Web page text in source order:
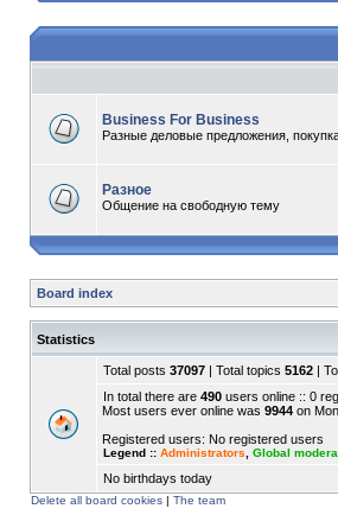
Business For Business
Разные деловые предложения,
Разное
Общение на свободную тему
Board index
Statistics
Total posts 37097 | Total topics 5162 |
In total there are 490 users online :: 0
Most users ever online was 9944 on
Registered users: No registered users
Legend :: Administrators Global
No birthdays today
Delete all board cookies | The team